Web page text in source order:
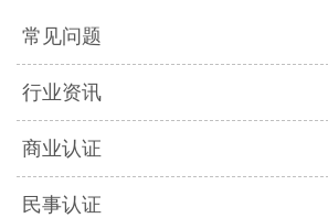
常见问题
行业资讯
商业认证
民事认证